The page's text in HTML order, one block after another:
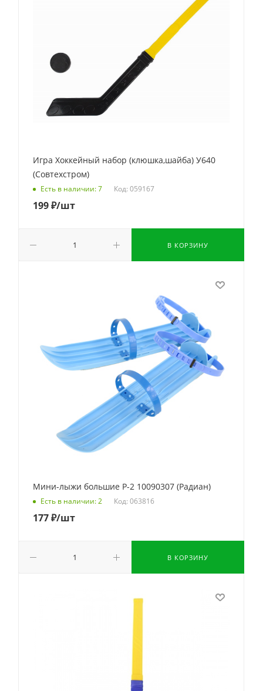
Игра Хоккейный набор (клюшка,шайба) У640
(Совтехстром)
Есть в наличии: 7 Код: 059167
199₽/шт
В КОРЗИНУ
Мини-лыжи большие Р-2 10090307 (Радиан)
Есть в наличии: 2 Код: 063816
177₽/шт
В КОРЗИНУ